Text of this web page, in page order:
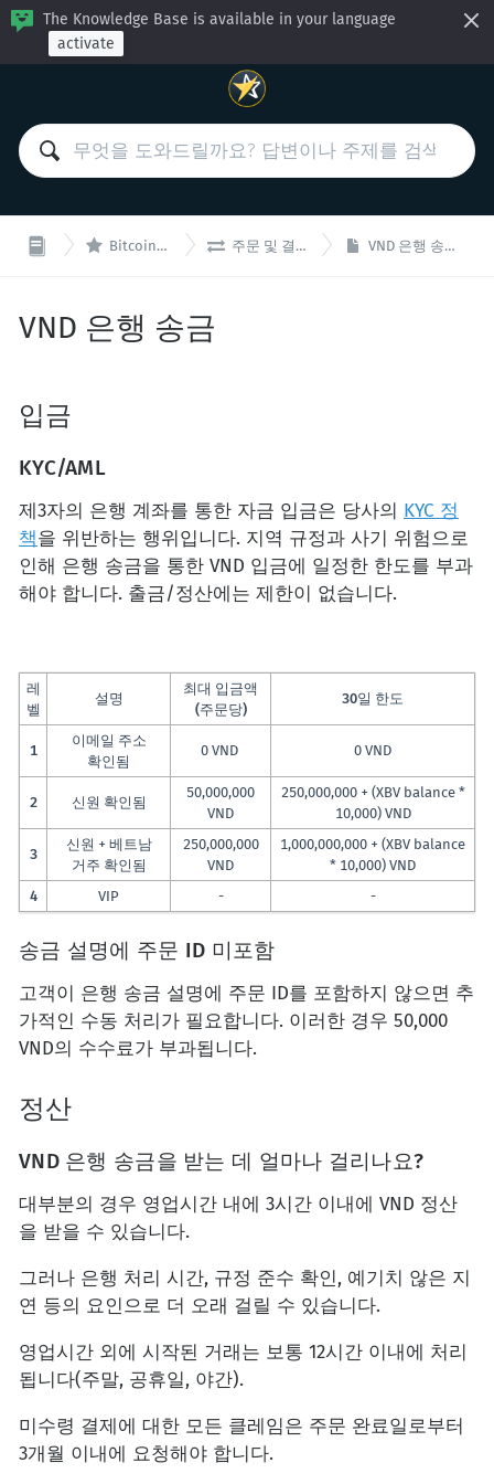
The Knowledge Base is available in your language
activate
 BitcoinVN  주문 및 결제 VND 은행 송금
VND 은행 송금
입금
KYC/AML
제3자의 은행 계좌를 통한 자금 입금은 당사의 KYC 정
책을 위반하는 행위입니다. 지역 규정과 사기 위험으로
인해 은행 송금을 통한 VND 입금에 일정한 한도를 부과
해야 합니다. 출금/정산에는 제한이 없습니다.
레
벨
설명
최대 입금액
(주문당)
30일 한도
1
이메일 주소
확인됨
0 VND 0 VND
2 신원 확인됨
50,000,000
VND
250,000,000 + (XBV balance *
10,000) VND
3
신원 + 베트남
거주 확인됨
250,000,000
VND
1,000,000,000 + (XBV balance
* 10,000) VND
4
VIP - -
송금 설명에 주문 ID 미포함
고객이 은행 송금 설명에 주문 ID를 포함하지 않으면 추
가적인 수동 처리가 필요합니다. 이러한 경우 50,000
VND의 수수료가 부과됩니다.
정산
VND 은행 송금을 받는 데 얼마나 걸리나요?
대부분의 경우 영업시간 내에 3시간 이내에 VND 정산
을 받을 수 있습니다.
그러나 은행 처리 시간, 규정 준수 확인, 예기치 않은 지
연 등의 요인으로 더 오래 걸릴 수 있습니다.
영업시간 외에 시작된 거래는 보통 12시간 이내에 처리
됩니다(주말, 공휴일, 야간).
미수령 결제에 대한 모든 클레임은 주문 완료일로부터
3개월 이내에 요청해야 합니다.